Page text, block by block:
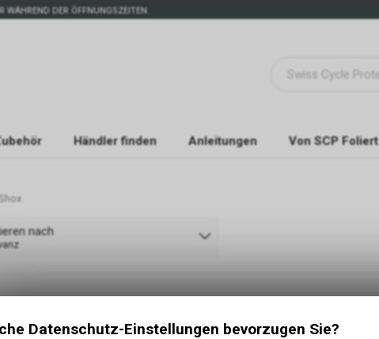
WÄHREND DER ÖFFNUNGSZEITEN.
Händler finden Anleitungen Von SCP Foliert
nach
Datenschutz-Einstellungen bevorzugen Sie?